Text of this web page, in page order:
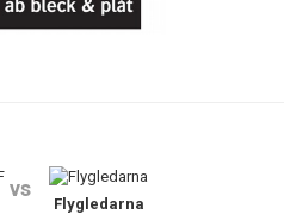
vs
Flygledarna